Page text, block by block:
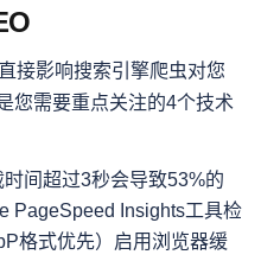
接影响搜索引擎爬虫对您
您需要重点关注的4个技术
间超过3秒会导致53%的
PageSpeed Insights工具检
格式优先）启用浏览器缓